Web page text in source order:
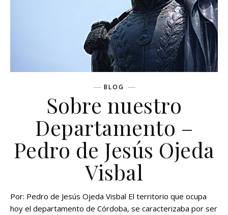
BLOG
Sobre nuestro
Departamento –
Pedro de Jesús Ojeda
Visbal
Por: Pedro de Jesús Ojeda Visbal El territorio que ocupa
hoy el departamento de Córdoba, se caracterizaba por ser